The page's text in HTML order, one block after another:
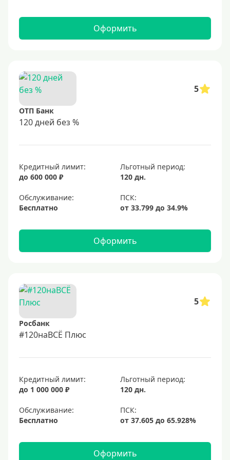
Оформить
5
ОТП Банк
120 дней без %
Кредитный лимит:
до 600 000 ₽
Льготный период:
120 дн.
Обслуживание:
Бесплатно
Оформить
5
Росбанк
#120наВСЁ Плюс
Кредитный лимит:
до 1 000 000 ₽
Льготный период:
120 дн.
Обслуживание:
Бесплатно
Оформить